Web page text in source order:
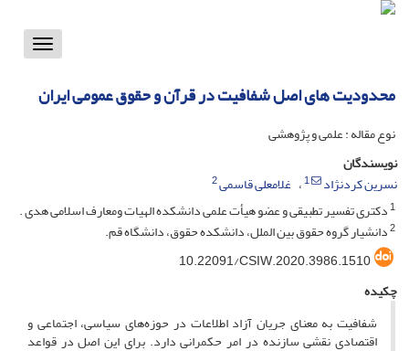
Toggle
محدودیت های اصل شفافیت در قرآن و حقوق عمومی ایران
نوع مقاله : علمی و پژوهشی
نویسندگان
نسرین کردنژاد
1 غلامعلی قاسمی2
1دکتری تفسیر تطبیقی و عضو هیأت علمی دانشکده الهیات ومعارف اسلامی هدی .
2دانشیار گروه حقوق بین الملل، دانشکده حقوق، دانشگاه قم.
10.22091/CSIW.2020.3986.1510
چکیده
شفافیت به معنای جریان آزاد اطلاعات در حوزه‌های سیاسی، اجتماعی و
اقتصادی نقشی سازنده در امر حکمرانی دارد. برای این اصل در قواعد